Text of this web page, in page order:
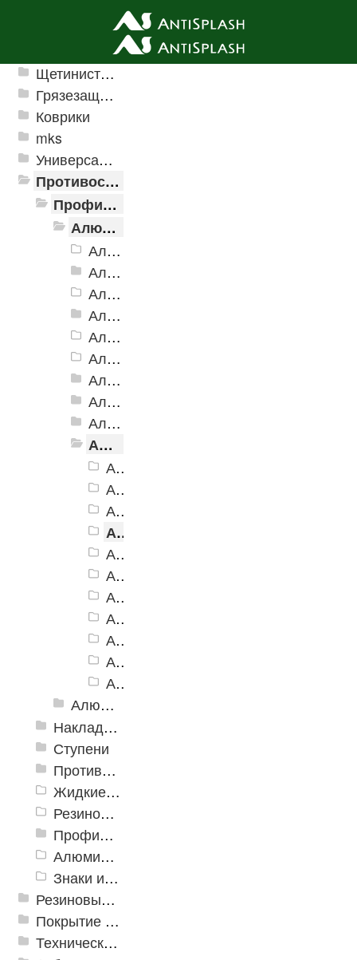
Ячеистые грязезащитные покрытия
Щетинистые покрытия
Грязезащитные, влаговпитывающие покрытия
Коврики
mks
Универсальные модульные покрытия
Противоскользящая защита для лестниц, профили, ленты
Профили алюминиевые с резиновой вставкой
Алюминиевая полоса с резиновыми вставками
Алюминиевая Полоса с резиновой вставкой АП-32 Евро, 2500мм
Алюминиевая Полоса с резиновой вставкой АП-40
Алюминиевая Полоса с резиновой вставкой АП-42 Евро, 2500мм
Алюминиевая Полоса с резиновой вставкой АП-46
Алюминиевая Полоса АП-46 (с клеевой основой)
Алюминиевая полоса с двумя резиновыми вставками АП-72
Алюминиевая Полоса с двумя резиновыми вставками АП-70
Алюминиевая Полоса с двумя резиновыми вставками АП-86 Премиум
Алюминиевая Полоса с тремя резиновыми вставками АП-100
Алюминиевая Полоса с пятью резиновыми вставками АП-162
Алюминиевая Полоса АП-162, черная
Алюминиевая Полоса АП-162, темно-коричневый
Алюминиевая Полоса АП-162, коричневый
Алюминиевая Полоса АП-162, серый
Алюминиевая Полоса АП-162, бежевый
Алюминиевая Полоса АП-162, желтый
Алюминиевая Полоса АП-162, белый
Алюминиевая Полоса АП-162, голубой
Алюминиевая Полоса АП-162, синий
Алюминиевая Полоса АП-162, красный
Алюминиевая Полоса АП-162, зеленый
Алюминиевый угол-порог с резиновой вставкой
Накладки противоскользящие резиновые
Ступени
Противоскользящие ленты
Жидкие противоскользящие средства
Резиновый профиль с алюминиевой вставкой «NoSlip»
Профили закладные
Алюминиевый профиль для ленты
Знаки из полистирола для разметки пола
Резиновые и ПВХ дорожки
Покрытие из резиновой крошки
Техническая резина